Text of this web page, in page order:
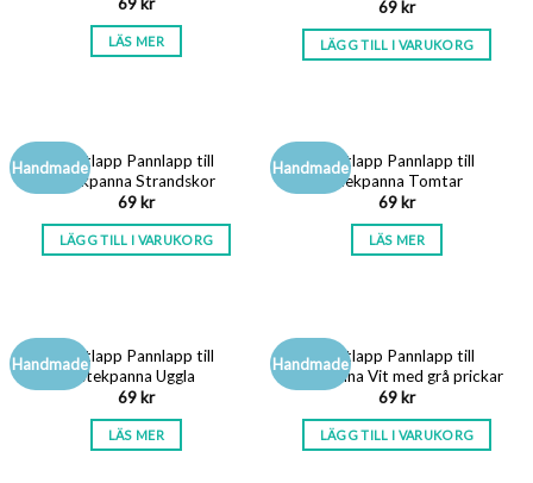
69kr
LÄS MER
69kr
LÄGG TILL I VARUKORG
HandmadeGrytlapp Pannlapp till
stekpanna Strandskor
69kr
LÄGG TILL I VARUKORG
HandmadeSLUT I LAGER
Grytlapp Pannlapp till
stekpanna Tomtar
69kr
LÄS MER
HandmadeSLUT I LAGER
Grytlapp Pannlapp till
stekpanna Uggla
69kr
LÄS MER
HandmadeGrytlapp Pannlapp till
stekpanna Vit med grå prickar
69kr
LÄGG TILL I VARUKORG